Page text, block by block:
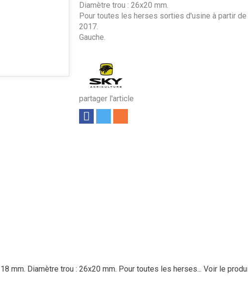
partager l'article
Diamètre trou : 26x20 mm.
Pour toutes les herses sorties d'usine à partir
2017.
Gauche.
mm. Diamètre trou : 26x20 mm. Pour toutes les herses... Voir le